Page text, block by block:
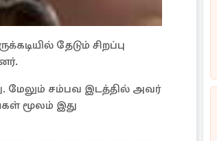
தேடும் சிறப்பு
மேலும் சம்பவ இடத்தில் அவர்
மூலம் இது